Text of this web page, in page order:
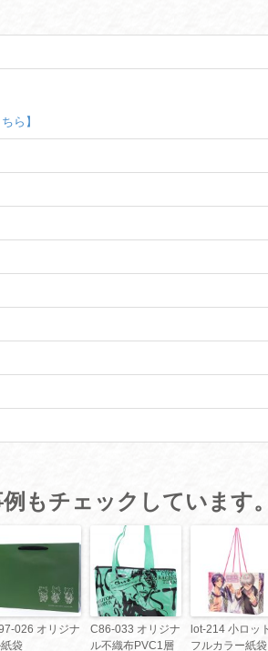
ら】
もチェックしています。
026 オリジナ
袋
C86-033 オリジナ
ル不織布PVC1層
lot-214 小ロット
フルカラー紙袋